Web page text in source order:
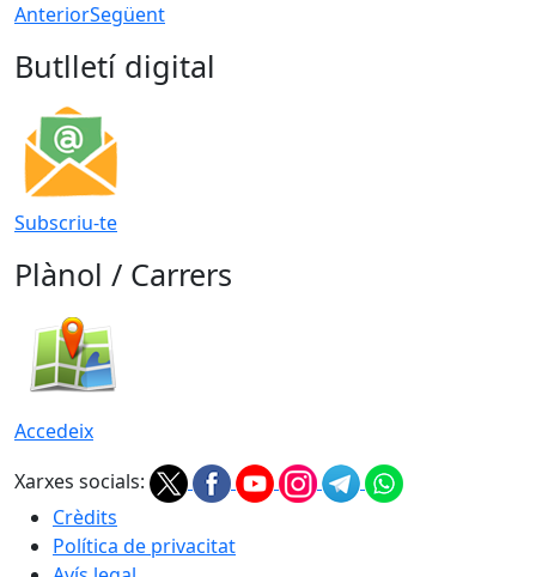
AnteriorSegüent
Butlletí digital
Subscriu-te
Plànol / Carrers
Accedeix
Xarxes socials:
Crèdits
Política de privacitat